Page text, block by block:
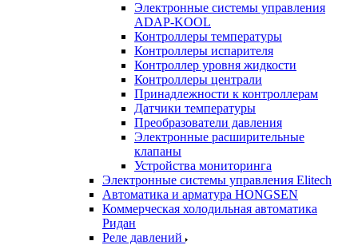
Электронные системы управления
ADAP-KOOL
Контроллеры температуры
Контроллеры испарителя
Контроллер уровня жидкости
Контроллеры централи
Принадлежности к контроллерам
Датчики температуры
Преобразователи давления
Электронные расширительные
клапаны
Устройства мониторинга
Электронные системы управления Elitech
Автоматика и арматура HONGSEN
Коммерческая холодильная автоматика
Ридан
Реле давлений